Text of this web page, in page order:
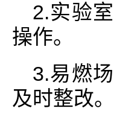
2.实验
操作。
3.易燃
及时整改。